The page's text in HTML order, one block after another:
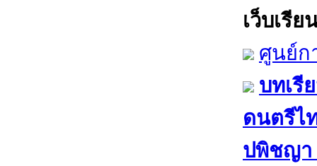
เว็บเรีย
ศูนย์ก
บทเรี
ดนตรีไ
ปพิชญา​